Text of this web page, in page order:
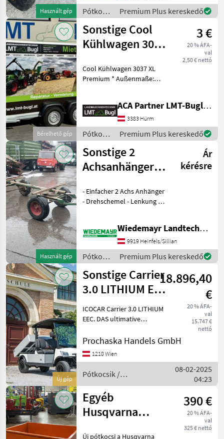
Használt gép
Pótkocsik
/
Sonstige
Premium Plus kereskedő
Bérelhető gép
Sonstige Cool
Kühlwagen 3037
3 €
20 % ÁFA-
val
2,50 € nettó
Cool Kühlwagen 3037 XL
Premium * Außenmaße:
3.700 x 1.800 x 2.000 mm *
Höchstzulässiges ges.
Gewicht: 3.000 kg
ACA Partner LMT-Bugl GmbH
3383 Hürm
Pótkocsik
/
Sonstige
Premium Plus kereskedő
Használt gép
Sonstige 2
Achsanhänger
Ár
kérésre
- Einfacher 2 Achs Anhänger
- Drehschemel - Lenkung -
- Abstand Aufnahmen ca.
Pótko
Wiedemayr Landtechnik GmbH
9919 Heinfels/Sillian
Pótkocsik
/
Sonstige
Premium Plus kereskedő
Új gép
Sonstige Carrier
3.0 LITHIUM EEC
Transporter der
Extrakla
18.896,40
€
20 % ÁFA-
val
15.747 €
nettó
ICOCAR Carrier 3.0 LITHIUM
EEC. DAS ultimative
Traglast und großer
Gartenbetriebe, Hotelliere,
Prochaska Handels GmbH
1210 Wien
Pótkocsik /
Sonstige
08-02-2025
04:23
Egyéb
Husqvarna
390 €
20 % ÁFA-
val
325 € nettó
Új pótkocsi a Husqvarna